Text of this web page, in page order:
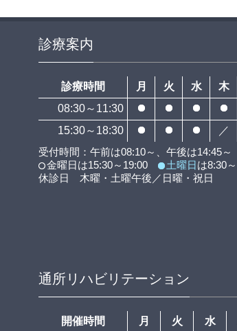
診療案内
診療時間 月 火 水 木
08:30～11:30
15:30～18:30
／
受付時間：午前は08:10～、午後は14:45～
金曜日は15:30～19:00
土曜日は8:30～
休診日 木曜・土曜午後／日曜・祝日
通所リハビリテーション
開催時間 月 火 水